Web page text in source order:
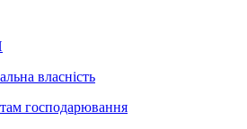
власність
господарювання